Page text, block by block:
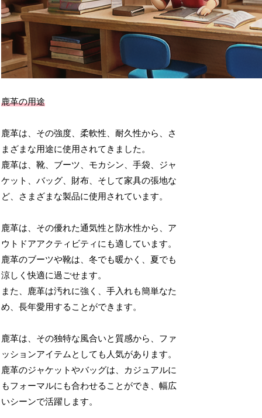
鹿革の用途
鹿革は、その強度、柔軟性、耐久性から、さ
まざまな用途に使用されてきました。
鹿革は、靴、ブーツ、モカシン、手袋、ジャ
ケット、バッグ、財布、そして家具の張地な
ど、さまざまな製品に使用されています。
鹿革は、その優れた通気性と防水性から、ア
ウトドアアクティビティにも適しています。
鹿革のブーツや靴は、冬でも暖かく、夏でも
涼しく快適に過ごせます。
また、鹿革は汚れに強く、手入れも簡単なた
め、長年愛用することができます。
鹿革は、その独特な風合いと質感から、ファ
ッションアイテムとしても人気があります。
鹿革のジャケットやバッグは、カジュアルに
もフォーマルにも合わせることができ、幅広
いシーンで活躍します。